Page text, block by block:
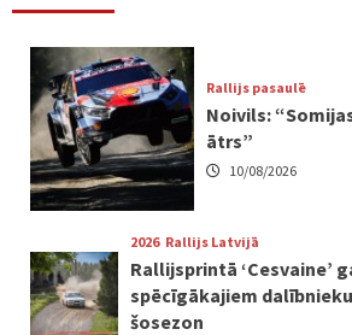
Rallijs pasaulē
Noivils:
ātrs”
10/08/2026
2026 Rallijs Latvijā
Rallijsprintā ‘Cesvaine’
spēcīgākajiem
šosezon